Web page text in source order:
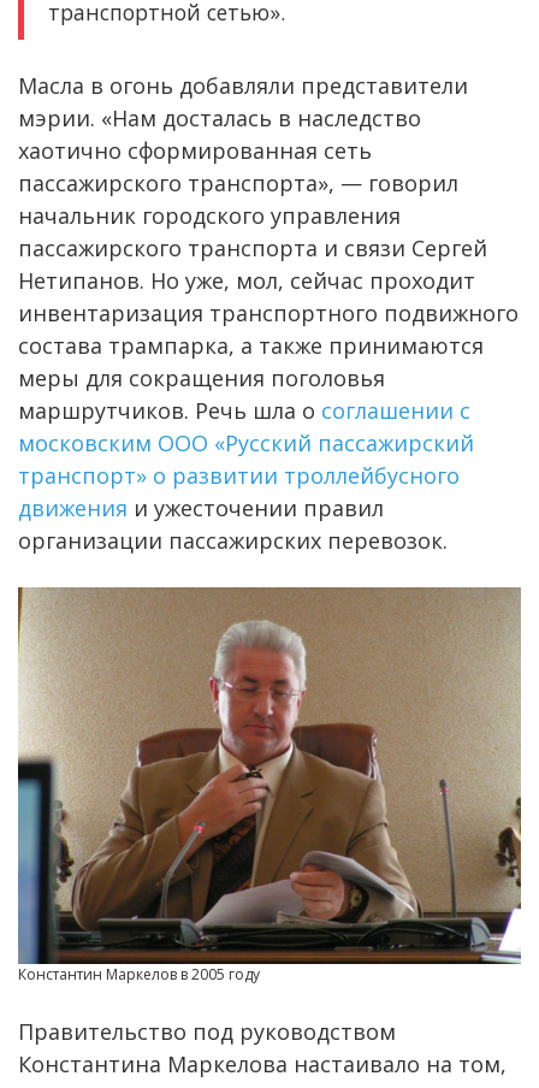
транспортной сетью».
Масла в огонь добавляли представители
мэрии. «Нам досталась в наследство
хаотично сформированная сеть
пассажирского транспорта», — говорил
начальник городского управления
пассажирского транспорта и связи Сергей
Нетипанов. Но уже, мол, сейчас проходит
инвентаризация транспортного подвижного
состава трампарка, а также принимаются
меры для сокращения поголовья
маршрутчиков. Речь шла о соглашении с
московским ООО «Русский пассажирский
транспорт» о развитии троллейбусного
движения и ужесточении правил
организации пассажирских перевозок.
Константин Маркелов в 2005 году
Правительство под руководством
Константина Маркелова настаивало на том,